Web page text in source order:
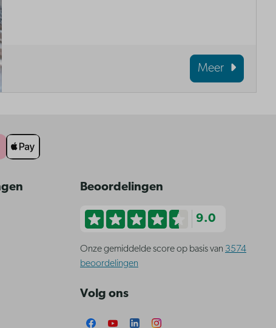
Meer
Beoordelingen
9.0
Onze gemiddelde score op basis van 3574
beoordelingen
Volg ons